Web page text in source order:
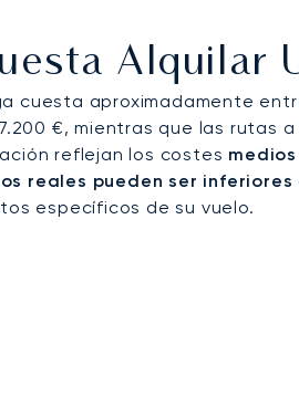
Alquilar
cuesta aproximadamente
€, mientras que las rutas
reflejan los costes medios
reales pueden ser inferiores
específicos de su vuelo.